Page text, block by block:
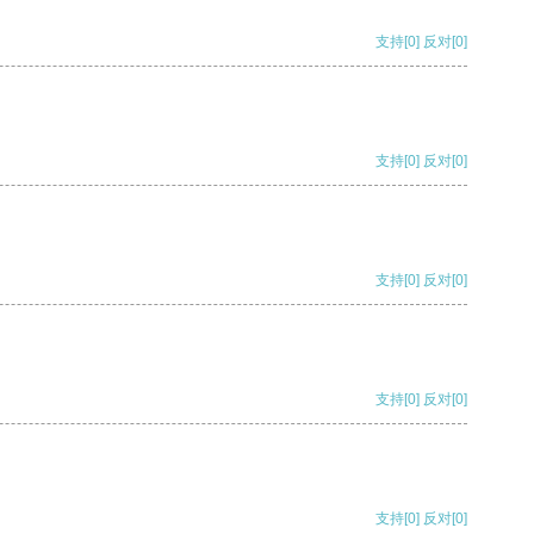
支持[0] 反对[0]
支持[0] 反对[0]
支持[0] 反对[0]
支持[0] 反对[0]
支持[0] 反对[0]